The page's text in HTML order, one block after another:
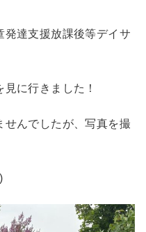
発達支援放課後等デイサ
に行きました！
せんでしたが、写真を撮